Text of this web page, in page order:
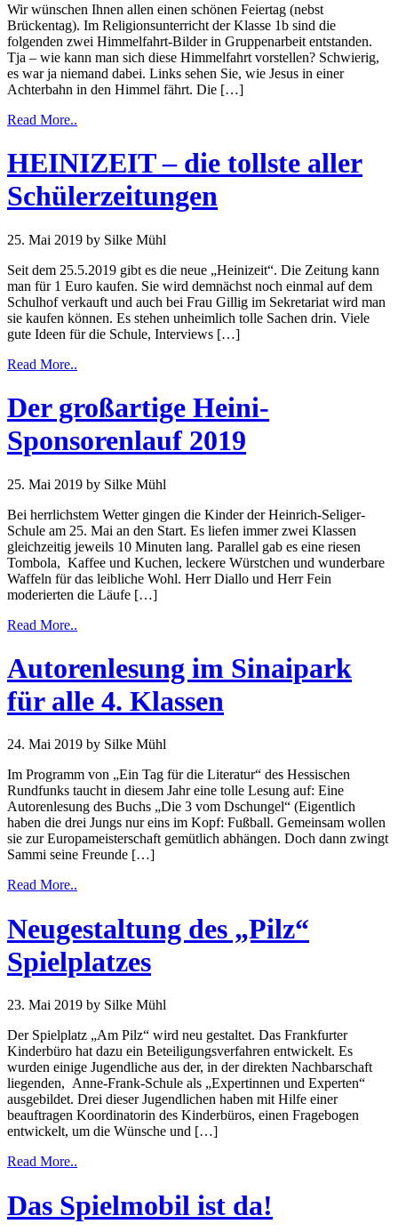
Wir wünschen Ihnen allen einen schönen Feiertag (nebst
Brückentag). Im Religionsunterricht der Klasse 1b sind die
folgenden zwei Himmelfahrt-Bilder in Gruppenarbeit entstanden.
Tja – wie kann man sich diese Himmelfahrt vorstellen? Schwierig,
es war ja niemand dabei. Links sehen Sie, wie Jesus in einer
Achterbahn in den Himmel fährt. Die […]
Read More..
HEINIZEIT – die tollste aller
Schülerzeitungen
25. Mai 2019 by Silke Mühl
Seit dem 25.5.2019 gibt es die neue „Heinizeit“. Die Zeitung kann
man für 1 Euro kaufen. Sie wird demnächst noch einmal auf dem
Schulhof verkauft und auch bei Frau Gillig im Sekretariat wird man
sie kaufen können. Es stehen unheimlich tolle Sachen drin. Viele
gute Ideen für die Schule, Interviews […]
Read More..
Der großartige Heini-
Sponsorenlauf 2019
25. Mai 2019 by Silke Mühl
Bei herrlichstem Wetter gingen die Kinder der Heinrich-Seliger-
Schule am 25. Mai an den Start. Es liefen immer zwei Klassen
gleichzeitig jeweils 10 Minuten lang. Parallel gab es eine riesen
Tombola, Kaffee und Kuchen, leckere Würstchen und wunderbare
Waffeln für das leibliche Wohl. Herr Diallo und Herr Fein
moderierten die Läufe […]
Read More..
Autorenlesung im Sinaipark
für alle 4. Klassen
24. Mai 2019 by Silke Mühl
Im Programm von „Ein Tag für die Literatur“ des Hessischen
Rundfunks taucht in diesem Jahr eine tolle Lesung auf: Eine
Autorenlesung des Buchs „Die 3 vom Dschungel“ (Eigentlich
haben die drei Jungs nur eins im Kopf: Fußball. Gemeinsam wollen
sie zur Europameisterschaft gemütlich abhängen. Doch dann zwingt
Sammi seine Freunde […]
Read More..
Neugestaltung des „Pilz“
Spielplatzes
23. Mai 2019 by Silke Mühl
Der Spielplatz „Am Pilz“ wird neu gestaltet. Das Frankfurter
Kinderbüro hat dazu ein Beteiligungsverfahren entwickelt. Es
wurden einige Jugendliche aus der, in der direkten Nachbarschaft
liegenden, Anne-Frank-Schule als „Expertinnen und Experten“
ausgebildet. Drei dieser Jugendlichen haben mit Hilfe einer
beauftragen Koordinatorin des Kinderbüros, einen Fragebogen
entwickelt, um die Wünsche und […]
Read More..
Das Spielmobil ist da!